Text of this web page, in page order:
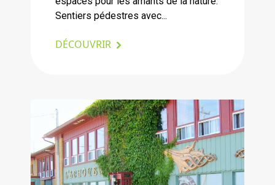
Sentiers pédestres avec...
DÉCOUVRIR